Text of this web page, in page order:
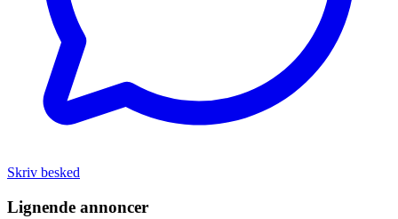
Skriv besked
Lignende annoncer